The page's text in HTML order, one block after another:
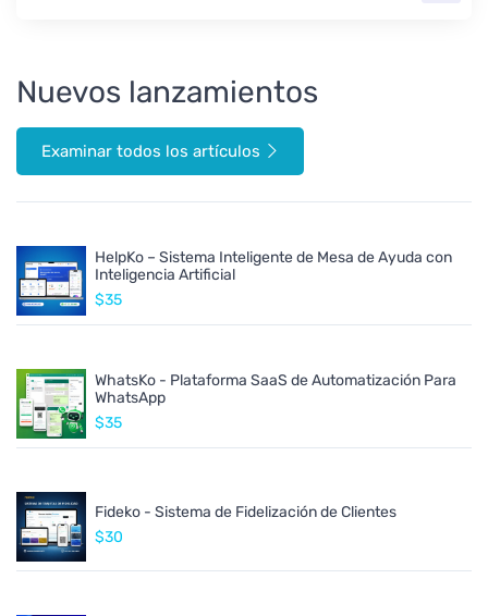
Nuevos lanzamientos
Examinar todos los artículos
HelpKo – Sistema Inteligente de Mesa de Ayuda con
Inteligencia Artificial
$35
WhatsKo - Plataforma SaaS de Automatización Para
WhatsApp
$35
Fideko - Sistema de Fidelización de Clientes
$30